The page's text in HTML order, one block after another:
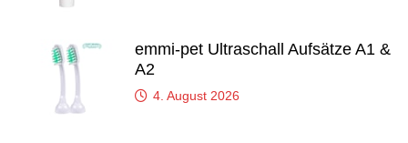
emmi-pet Ultraschall Aufsätze A1 &
A2
4. August 2026